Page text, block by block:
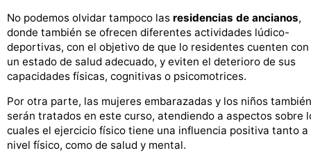
No podemos olvidar tampoco las residencias de ancianos,
donde también se ofrecen diferentes actividades lúdico-
deportivas, con el objetivo de que lo residentes cuenten con
un estado de salud adecuado, y eviten el deterioro de sus
capacidades físicas, cognitivas o psicomotrices.
Por otra parte, las mujeres embarazadas y los niños también
serán tratados en este curso, atendiendo a aspectos sobre
cuales el ejercicio físico tiene una influencia positiva tanto a
nivel físico, como de salud y mental.